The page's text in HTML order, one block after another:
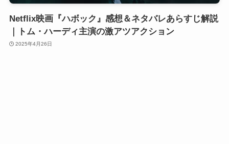
Netflix映画『ハボック』感想＆ネタバレあらすじ解説
｜トム・ハーディ主演の激アツアクション
2025年4月26日